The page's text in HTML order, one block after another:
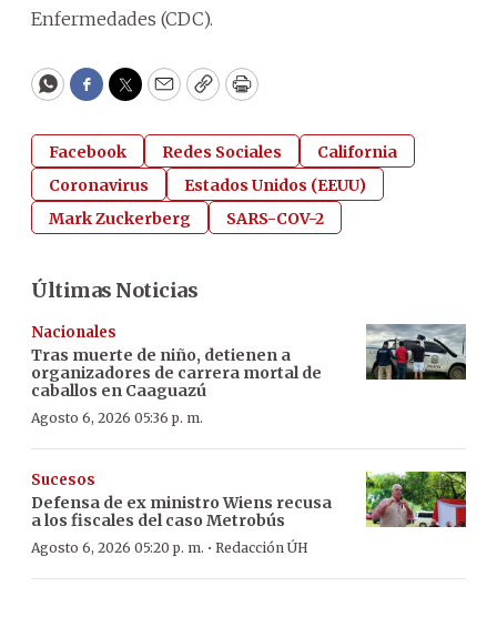
Enfermedades (CDC).
WhatsApp
Facebook
Twitter
EmailCopyPrint
Facebook Redes Sociales
California
Coronavirus
Estados Unidos (EEUU)
Mark Zuckerberg
SARS-COV-2
Últimas Noticias
Nacionales
Tras muerte de niño, detienen a
organizadores de carrera mortal de
caballos en Caaguazú
Agosto 6, 2026 05:36 p. m.
Sucesos
Defensa de ex ministro Wiens recusa
a los fiscales del caso Metrobús
Agosto 6, 2026 05:20 p. m. · Redacción ÚH